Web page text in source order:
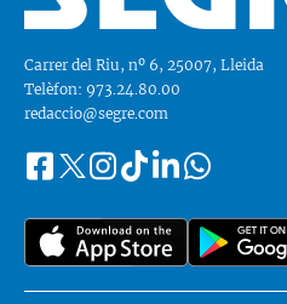
Carrer del Riu, nº 6, 25007, Lleida
Telèfon: 973.24.80.00
redaccio@segre.com
Segueix-
a::
FacebookInstagram
TiktokLinkedinWhatsapp